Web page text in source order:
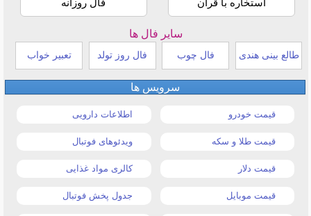
استخاره با قرآن فال روزانه
سایر فال ها
طالع بینی هندی فال چوب فال روز تولد تعبیر خواب
سرویس ها
قیمت خودرو اطلاعات دارویی
قیمت طلا و سکه ویدئوهای فوتبال
قیمت دلار کالری مواد غذایی
قیمت موبایل جدول پخش فوتبال